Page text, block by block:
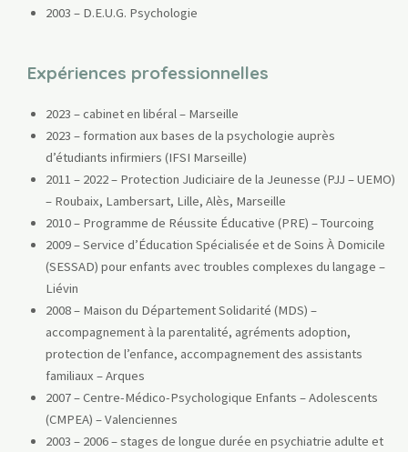
2003 – D.E.U.G. Psychologie
Expériences professionnelles
2023 – cabinet en libéral – Marseille
2023 – formation aux bases de la psychologie auprès
d’étudiants infirmiers (IFSI Marseille)
2011 – 2022 – Protection Judiciaire de la Jeunesse (PJJ – UEMO)
– Roubaix, Lambersart, Lille, Alès, Marseille
2010 – Programme de Réussite Éducative (PRE) – Tourcoing
2009 – Service d’Éducation Spécialisée et de Soins À Domicile
(SESSAD) pour enfants avec troubles complexes du langage –
Liévin
2008 – Maison du Département Solidarité (MDS) –
accompagnement à la parentalité, agréments adoption,
protection de l’enfance, accompagnement des assistants
familiaux – Arques
2007 – Centre-Médico-Psychologique Enfants – Adolescents
(CMPEA) – Valenciennes
2003 – 2006 – stages de longue durée en psychiatrie adulte et